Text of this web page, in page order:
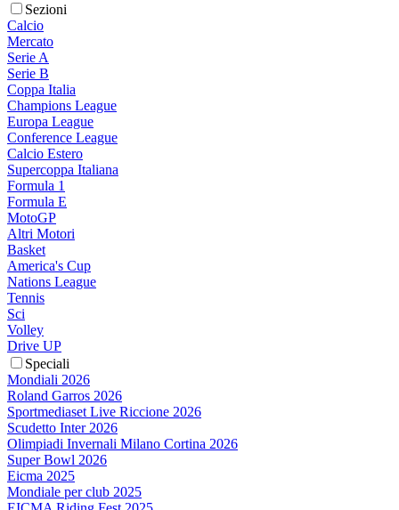
Sezioni
Calcio
Mercato
Serie A
Serie B
Coppa Italia
Champions League
Europa League
Conference League
Calcio Estero
Supercoppa Italiana
Formula 1
Formula E
MotoGP
Altri Motori
Basket
America's Cup
Nations League
Tennis
Sci
Volley
Drive UP
Speciali
Mondiali 2026
Roland Garros 2026
Sportmediaset Live Riccione 2026
Scudetto Inter 2026
Olimpiadi Invernali Milano Cortina 2026
Super Bowl 2026
Eicma 2025
Mondiale per club 2025